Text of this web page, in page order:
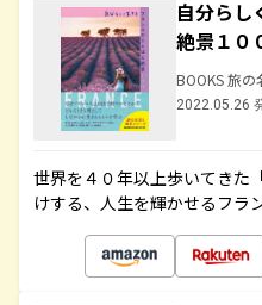
自分らし
絶景１０
BOOKS 旅の
2022.05.26
世界を４０年以上歩いてきた
けする、人生を輝かせるフラ